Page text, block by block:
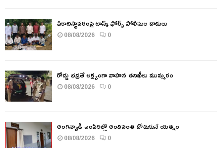
పేకాటస్థావరంపై టాస్క్ ఫోర్స్ పోలీసుల దాడులు
08/08/2026 0
రోడ్డు భద్రతే లక్ష్యంగా వాహన తనిఖీలు ముమ్మరం
08/08/2026 0
అంగన్వాడీ ఎంపికల్లో అందినంత దోచుకునే యత్నం
08/08/2026 0